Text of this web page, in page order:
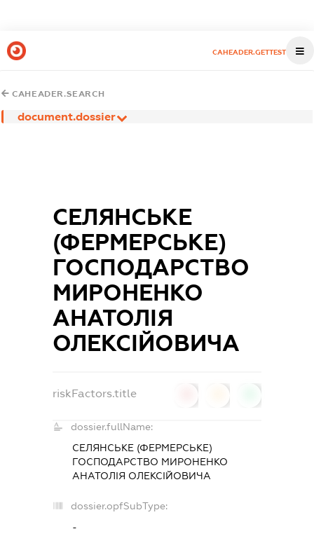
CAHEADER.GETTEST
CAHEADER.SEARCH
document.dossier
СЕЛЯНСЬКЕ
(ФЕРМЕРСЬКЕ)
ГОСПОДАРСТВО
МИРОНЕНКО
АНАТОЛІЯ
ОЛЕКСІЙОВИЧА
riskFactors.title
dossier.fullName:
СЕЛЯНСЬКЕ (ФЕРМЕРСЬКЕ)
ГОСПОДАРСТВО МИРОНЕНКО
АНАТОЛІЯ ОЛЕКСІЙОВИЧА
dossier.opfSubType:
-